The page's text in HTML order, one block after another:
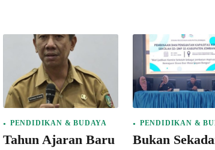
PENDIDIKAN & BUDAYA
Tahun Ajaran Baru
PENDIDIKAN &
Bukan